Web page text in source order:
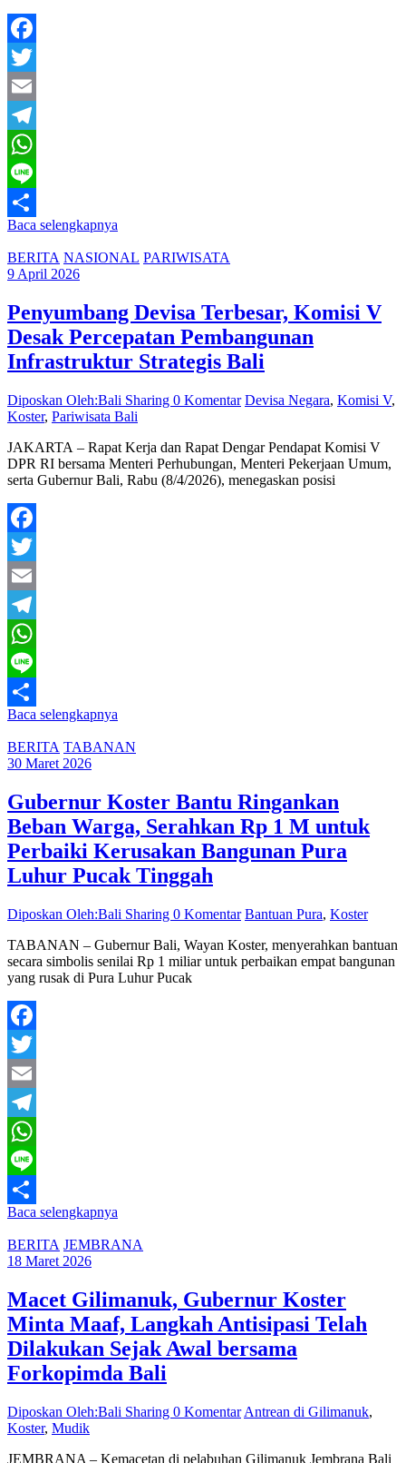
Facebook
Twitter
Email
Telegram
WhatsApp
Line
Share
Baca selengkapnya
BERITA NASIONAL PARIWISATA
9 April 2026
Penyumbang Devisa Terbesar, Komisi V
Desak Percepatan Pembangunan
Infrastruktur Strategis Bali
Diposkan Oleh:Bali Sharing 0 Komentar Devisa Negara, Komisi V,
Koster, Pariwisata Bali
JAKARTA – Rapat Kerja dan Rapat Dengar Pendapat Komisi V
DPR RI bersama Menteri Perhubungan, Menteri Pekerjaan Umum,
serta Gubernur Bali, Rabu (8/4/2026), menegaskan posisi
Facebook
Twitter
Email
Telegram
WhatsApp
Line
Share
Baca selengkapnya
BERITA TABANAN
30 Maret 2026
Gubernur Koster Bantu Ringankan
Beban Warga, Serahkan Rp 1 M untuk
Perbaiki Kerusakan Bangunan Pura
Luhur Pucak Tinggah
Diposkan Oleh:Bali Sharing 0 Komentar Bantuan Pura, Koster
TABANAN – Gubernur Bali, Wayan Koster, menyerahkan bantuan
secara simbolis senilai Rp 1 miliar untuk perbaikan empat bangunan
yang rusak di Pura Luhur Pucak
Facebook
Twitter
Email
Telegram
WhatsApp
Line
Share
Baca selengkapnya
BERITA JEMBRANA
18 Maret 2026
Macet Gilimanuk, Gubernur Koster
Minta Maaf, Langkah Antisipasi Telah
Dilakukan Sejak Awal bersama
Forkopimda Bali
Diposkan Oleh:Bali Sharing 0 Komentar Antrean di Gilimanuk,
Koster, Mudik
JEMBRANA – Kemacetan di pelabuhan Gilimanuk Jembrana Bali